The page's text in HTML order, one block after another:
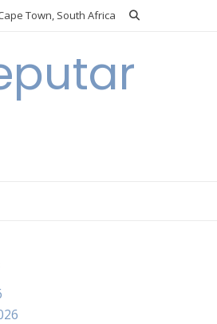
Town, South Africa